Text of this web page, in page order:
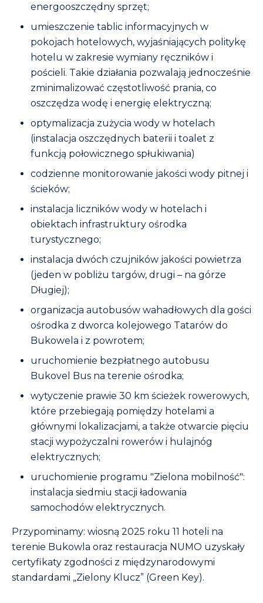
energooszczędny sprzęt;
umieszczenie tablic informacyjnych w
pokojach hotelowych, wyjaśniających politykę
hotelu w zakresie wymiany ręczników i
pościeli. Takie działania pozwalają jednocześnie
zminimalizować częstotliwość prania, co
oszczędza wodę i energię elektryczną;
optymalizacja zużycia wody w hotelach
(instalacja oszczędnych baterii i toalet z
funkcją połowicznego spłukiwania)
codzienne monitorowanie jakości wody pitnej i
ścieków;
instalacja liczników wody w hotelach i
obiektach infrastruktury ośrodka
turystycznego;
instalacja dwóch czujników jakości powietrza
(jeden w pobliżu targów, drugi – na górze
Długiej);
organizacja autobusów wahadłowych dla gości
ośrodka z dworca kolejowego Tatarów do
Bukowela i z powrotem;
uruchomienie bezpłatnego autobusu
Bukovel Bus na terenie ośrodka;
wytyczenie prawie 30 km ścieżek rowerowych,
które przebiegają pomiędzy hotelami a
głównymi lokalizacjami, a także otwarcie pięciu
stacji wypożyczalni rowerów i hulajnóg
elektrycznych;
uruchomienie programu "Zielona mobilność":
instalacja siedmiu stacji ładowania
samochodów elektrycznych.
Przypominamy: wiosną 2025 roku 11 hoteli na
terenie Bukowla oraz restauracja NUMO uzyskały
certyfikaty zgodności z międzynarodowymi
standardami „Zielony Klucz” (Green Key).